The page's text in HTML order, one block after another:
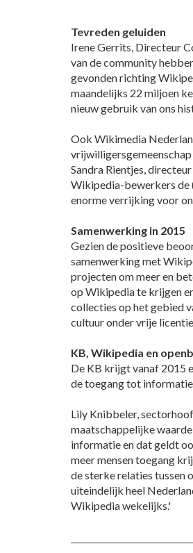
Tevreden geluiden
Irene Gerrits, Directeur
van de community
gevonden richting
maandelijks 22 miljoen
nieuw gebruik van ons
Ook Wikimedia
Sandra Rientjes,
Wikipedia-bewerkers de
enorme verrijking voor
Samenwerking in 2015
Gezien de positieve
samenwerking met
projecten om meer en
op Wikipedia te krijgen
collecties op het gebied
cultuur onder vrije
KB, Wikipedia en
De KB krijgt vanaf 2015
de toegang tot
Lily Knibbeler,
maatschappelijke
informatie en dat geldt
meer mensen toegang
de sterke relaties tussen
uiteindelijk heel
Wikipedia wekelijks.'